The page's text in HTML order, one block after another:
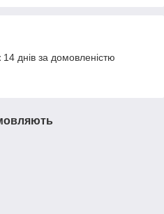
днів за домовленістю